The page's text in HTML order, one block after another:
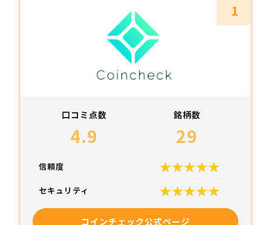
1
口コミ点数
4.9
銘柄数
29
信頼度
セキュリティ
コインチェック公式ページ